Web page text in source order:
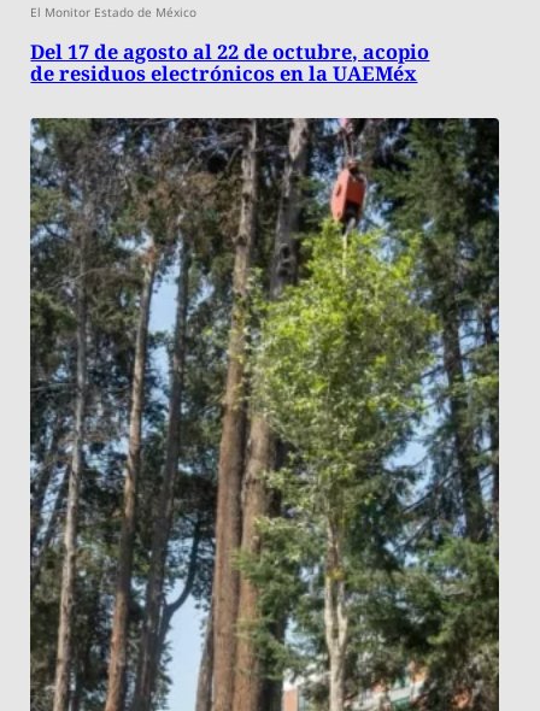
El Monitor Estado de México
Del 17 de agosto al 22 de octubre, acopio
de residuos electrónicos en la UAEMéx